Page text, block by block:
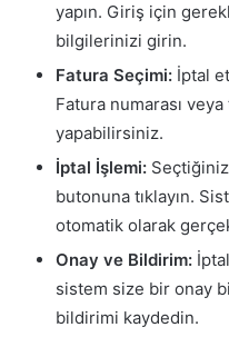
yapın. Giriş için
bilgilerinizi girin.
Fatura Seçimi: İptal
Fatura numarası
yapabilirsiniz.
İptal İşlemi:
butonuna tıklayın.
otomatik olarak
Onay ve Bildirim:
sistem size bir onay
bildirimi kaydedin.